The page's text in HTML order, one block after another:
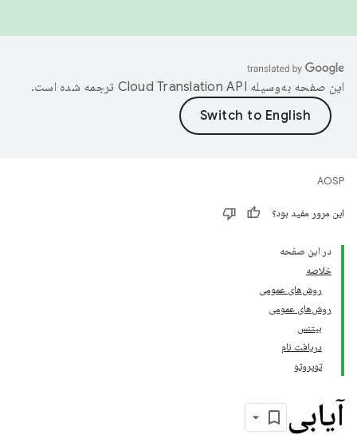
این صفحه به‌وسیله ترجمه شده است.
AOSP
این مرور مفید بود؟
در این صفحه
خلاصه
روش‌های عمومی
روش‌های عمومی
بیتنس
دریافت نام
توپروتو
آیابی